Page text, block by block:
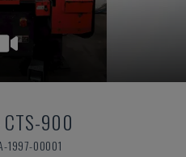
CTS-900
1997-00001